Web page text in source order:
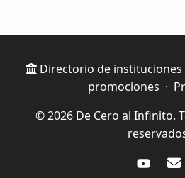
Directorio de instituciones
promociones ·
© 2026 De Cero al Infinito.